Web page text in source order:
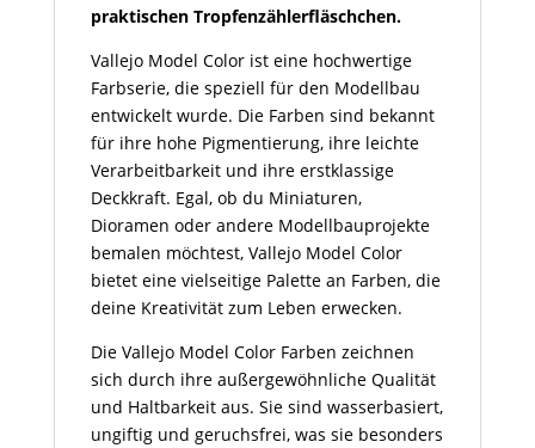
praktischen Tropfenzählerfläschchen.
Vallejo Model Color ist eine hochwertige
Farbserie, die speziell für den Modellbau
entwickelt wurde. Die Farben sind bekannt
für ihre hohe Pigmentierung, ihre leichte
Verarbeitbarkeit und ihre erstklassige
Deckkraft. Egal, ob du Miniaturen,
Dioramen oder andere Modellbauprojekte
bemalen möchtest, Vallejo Model Color
bietet eine vielseitige Palette an Farben, die
deine Kreativität zum Leben erwecken.
Die Vallejo Model Color Farben zeichnen
sich durch ihre außergewöhnliche Qualität
und Haltbarkeit aus. Sie sind wasserbasiert,
ungiftig und geruchsfrei, was sie besonders